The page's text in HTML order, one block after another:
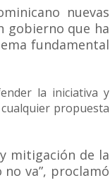
nuevas
gobierno que ha
fundamental
la iniciativa y
propuesta
mitigación de la
va”, proclamó